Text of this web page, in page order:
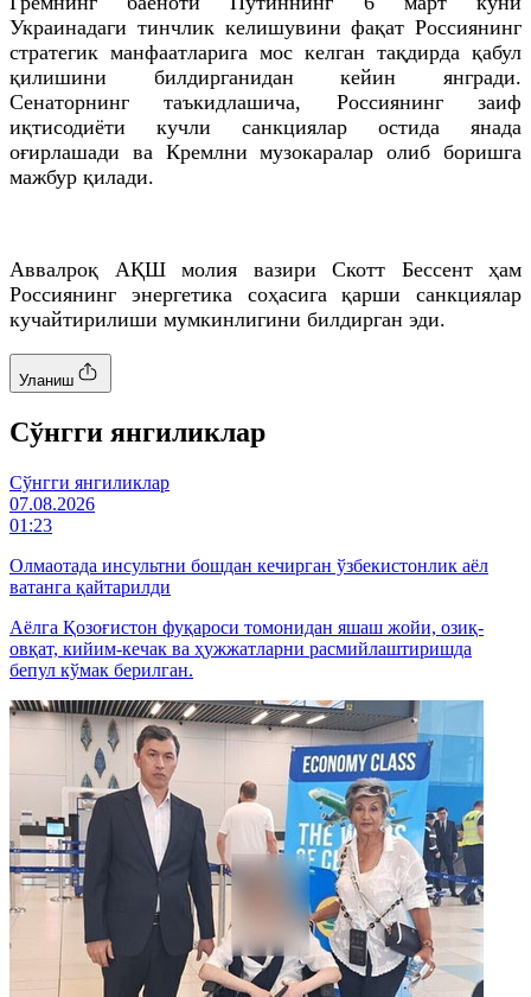
Украинадаги тинчлик келишувини фақат Россиянинг
стратегик манфаатларига мос келган тақдирда қабул
қилишини билдирганидан кейин янгради.
Сенаторнинг таъкидлашича, Россиянинг заиф
иқтисодиёти кучли санкциялар остида янада
оғирлашади ва Кремлни музокаралар олиб боришга
мажбур қилади.
Аввалроқ АҚШ молия вазири Скотт Бессент ҳам
Россиянинг энергетика соҳасига қарши санкциялар
кучайтирилиши мумкинлигини билдирган эди.
Уланиш
Cўнгги янгиликлар
Cўнгги янгиликлар
07.08.2026
01:23
Олмаотада инсультни бошдан кечирган ўзбекистонлик аёл
ватанга қайтарилди
Аёлга Қозоғистон фуқароси томонидан яшаш жойи, озиқ-
овқат, кийим-кечак ва ҳужжатларни расмийлаштиришда
бепул кўмак берилган.